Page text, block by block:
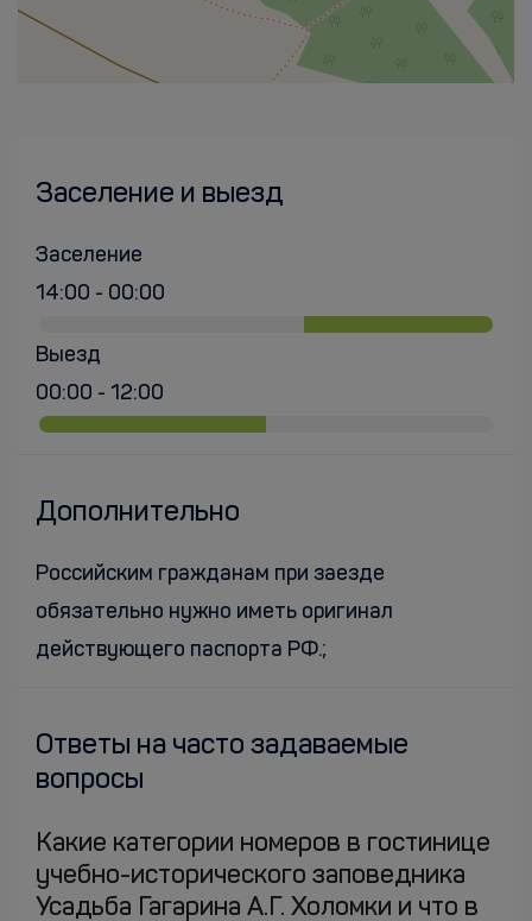
Заселение и выезд
Заселение
14:00 - 00:00
Выезд
00:00 - 12:00
Дополнительно
Российским гражданам при заезде
обязательно нужно иметь оригинал
действующего паспорта РФ.;
Ответы на часто задаваемые
вопросы
Какие категории номеров в гостинице
учебно-исторического заповедника
Усадьба Гагарина А.Г. Холомки и что в